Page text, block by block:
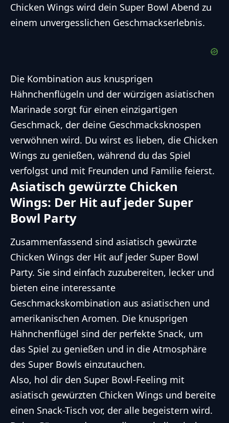
Chicken Wings wird dein Super Bowl Abend zu
einem unvergesslichen Geschmackserlebnis.
Die Kombination aus knusprigen
Hähnchenflügeln und der würzigen asiatischen
Marinade sorgt für einen einzigartigen
Geschmack, der deine Geschmacksknospen
verwöhnen wird. Du wirst es lieben, die Chicken
Wings zu genießen, während du das Spiel
verfolgst und mit Freunden und Familie feierst.
Asiatisch gewürzte Chicken
Wings: Der Hit auf jeder Super
Bowl Party
Zusammenfassend sind asiatisch gewürzte
Chicken Wings der Hit auf jeder Super Bowl
Party. Sie sind einfach zuzubereiten, lecker und
bieten eine interessante
Geschmackskombination aus asiatischen und
amerikanischen Aromen. Die knusprigen
Hähnchenflügel sind der perfekte Snack, um
das Spiel zu genießen und in die Atmosphäre
des Super Bowls einzutauchen.
Also, hol dir den Super Bowl-Feeling mit
asiatisch gewürzten Chicken Wings und bereite
einen Snack-Tisch vor, der alle begeistern wird.